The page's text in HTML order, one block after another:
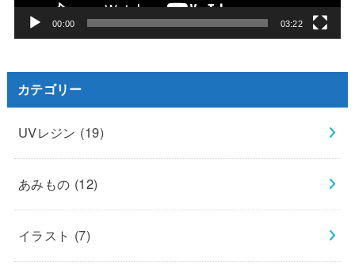
00:00 03:22
カテゴリー
UVレジン (19)
あみもの (12)
イラスト (7)